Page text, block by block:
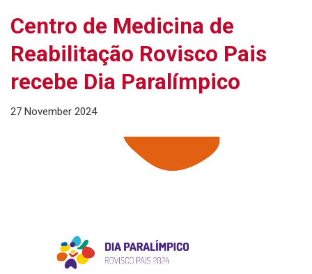
Centro de Medicina de
Reabilitação Rovisco Pais
recebe Dia Paralímpico
27 November 2024